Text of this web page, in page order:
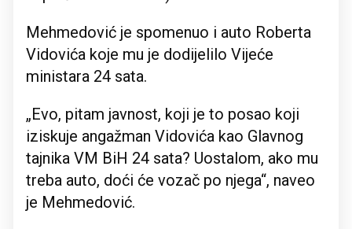
Mehmedović je spomenuo i auto Roberta
Vidovića koje mu je dodijelilo Vijeće
ministara 24 sata.
„Evo, pitam javnost, koji je to posao koji
iziskuje angažman Vidovića kao Glavnog
tajnika VM BiH 24 sata? Uostalom, ako mu
treba auto, doći će vozač po njega“, naveo
je Mehmedović.